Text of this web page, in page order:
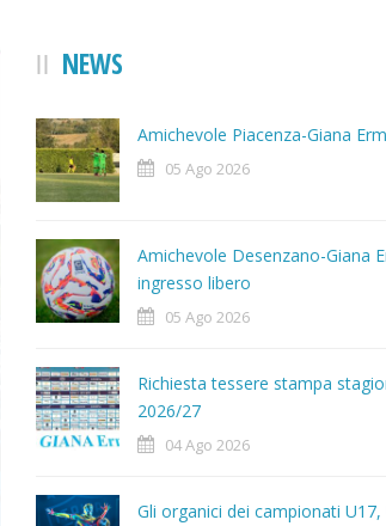
NEWS
Amichevole Piacenza-Giana
05 Ago 2026
Amichevole Desenzano-Giana
ingresso libero
05 Ago 2026
Richiesta tessere stampa
2026/27
04 Ago 2026
Gli organici dei campionati U17,